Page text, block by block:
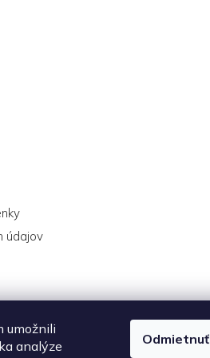
umožnili
analýze
Odmietnuť
údajov